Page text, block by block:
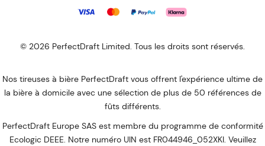
© 2026 PerfectDraft Limited. Tous les droits sont réservés.
Nos tireuses à bière PerfectDraft vous offrent l'expérience ultime de
la bière à domicile avec une sélection de plus de 50 références de
fûts différents.
PerfectDraft Europe SAS est membre du programme de conformité
Ecologic DEEE. Notre numéro UIN est FR044946_052XKI. Veuillez